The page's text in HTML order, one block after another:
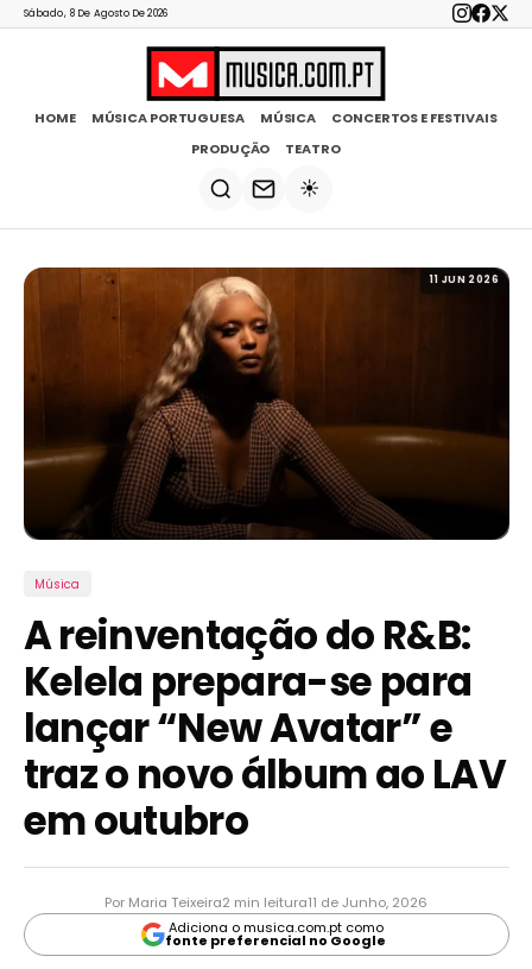
Sábado, 8 De Agosto De 2026
HOME MÚSICA PORTUGUESA MÚSICA
CONCERTOS E FESTIVAIS
PRODUÇÃO
TEATRO
☀️
11 JUN 2026
Música
A reinventação do R&B:
Kelela prepara-se para
lançar “New Avatar” e
traz o novo álbum ao LAV
em outubro
Por Maria Teixeira2 min leitura11 de Junho, 2026
Adiciona o musica.com.pt como
fonte preferencial no Google